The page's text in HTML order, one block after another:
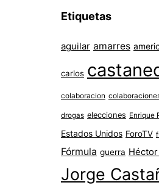
Etiquetas
aguilar amarres
carlos
colaboracion
drogas elecciones Enrique
Estados Unidos ForoTV
Fórmula guerra
Jorge